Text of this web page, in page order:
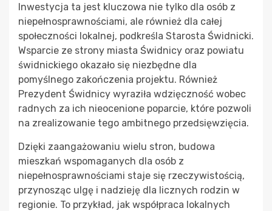
Inwestycja ta jest kluczowa nie tylko dla osób z
niepełnosprawnościami, ale również dla całej
społeczności lokalnej, podkreśla Starosta Świdnicki.
Wsparcie ze strony miasta Świdnicy oraz powiatu
świdnickiego okazało się niezbędne dla
pomyślnego zakończenia projektu. Również
Prezydent Świdnicy wyraziła wdzięczność wobec
radnych za ich nieocenione poparcie, które pozwoli
na zrealizowanie tego ambitnego przedsięwzięcia.
Dzięki zaangażowaniu wielu stron, budowa
mieszkań wspomaganych dla osób z
niepełnosprawnościami staje się rzeczywistością,
przynosząc ulgę i nadzieję dla licznych rodzin w
regionie. To przykład, jak współpraca lokalnych